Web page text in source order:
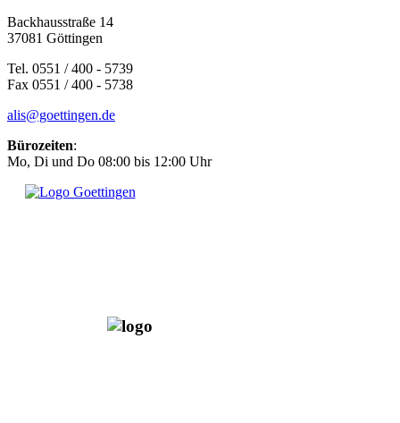
Backhausstraße 14
37081 Göttingen
Tel. 0551 / 400 - 5739
Fax 0551 / 400 - 5738
alis@goettingen.de
Bürozeiten:
Mo, Di und Do 08:00 bis 12:00 Uhr